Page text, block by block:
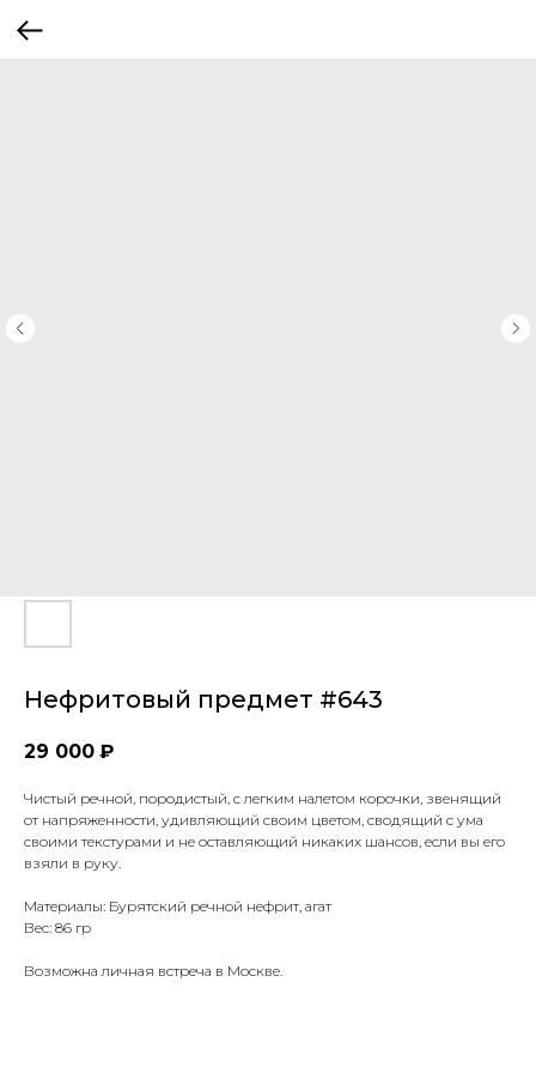
Нефритовый предмет #643
29 000 ₽
Чистый речной, породистый, с легким налетом корочки, звенящий
от напряженности, удивляющий своим цветом, сводящий с ума
своими текстурами и не оставляющий никаких шансов, если вы его
взяли в руку.
Материалы: Бурятский речной нефрит, агат
Вес: 86 гр
Возможна личная встреча в Москве.